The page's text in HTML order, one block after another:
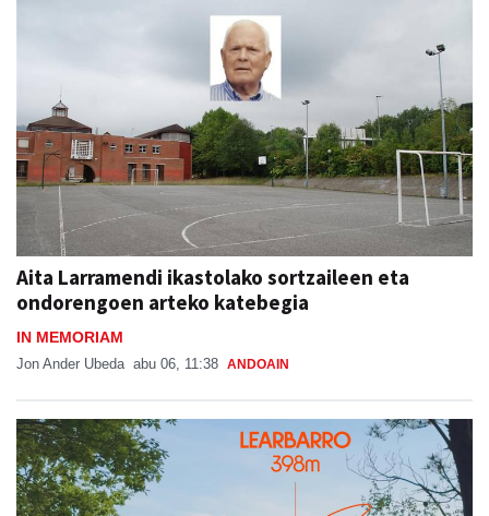
Aita Larramendi ikastolako sortzaileen eta
ondorengoen arteko katebegia
IN MEMORIAM
Jon Ander Ubeda ANDOAIN